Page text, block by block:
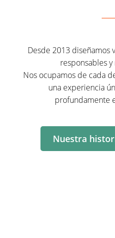
Desde 2013 diseñamos
responsables
Nos ocupamos de cada
una experiencia
profundamente
Nuestra